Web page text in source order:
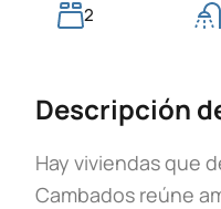
2
Descripción
Hay viviendas que
Cambados reúne